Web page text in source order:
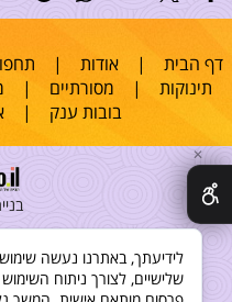
דף הבית |אודות |
תינוקות | מסורתיים |
בובות ענק |
✕
שלישיים, לצורך ניתוח